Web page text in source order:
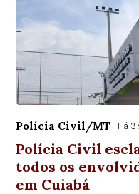
Polícia Civil/MT Há 3
Polícia Civil
todos os
em Cuiabá